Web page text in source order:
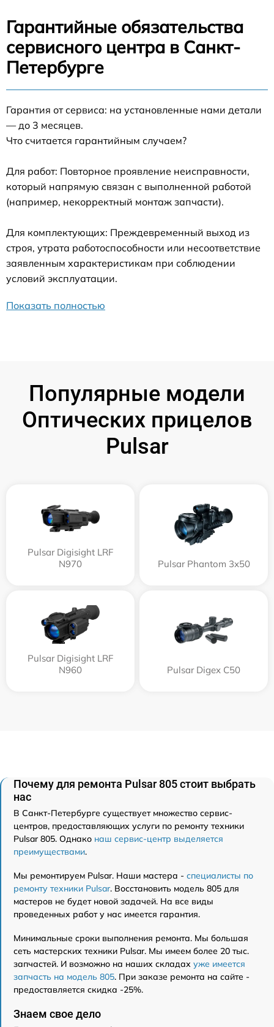
Гарантийные обязательства
сервисного центра в Санкт-
Петербурге
Гарантия от сервиса: на установленные нами детали
— до 3 месяцев.
Что считается гарантийным случаем?
Для работ: Повторное проявление неисправности,
который напрямую связан с выполненной работой
(например, некорректный монтаж запчасти).
Для комплектующих: Преждевременный выход из
строя, утрата работоспособности или несоответствие
заявленным характеристикам при соблюдении
условий эксплуатации.
Показать полностью
Популярные модели
Оптических прицелов
Pulsar
Pulsar Digisight LRF
N970
Pulsar Phantom 3x50
Pulsar Digisight LRF
N960
Pulsar Digex C50
Почему для ремонта Pulsar 805 стоит выбрать
нас
В Санкт-Петербурге существует множество сервис-
центров, предоставляющих услуги по ремонту техники
Pulsar 805. Однако наш сервис-центр выделяется
преимуществами.
Мы ремонтируем Pulsar. Наши мастера - специалисты по
ремонту техники Pulsar. Восстановить модель 805 для
мастеров не будет новой задачей. На все виды
проведенных работ у нас имеется гарантия.
Минимальные сроки выполнения ремонта. Мы большая
сеть мастерских техники Pulsar. Мы имеем более 20 тыс.
запчастей. И возможно на наших складах уже имеется
запчасть на модель 805. При заказе ремонта на сайте -
предоставляется скидка -25%.
Знаем свое дело